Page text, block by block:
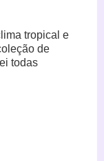
tropical e
de
todas